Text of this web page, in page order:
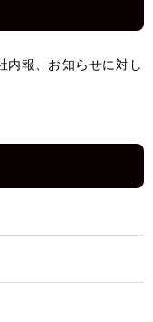
内報、お知らせに対し